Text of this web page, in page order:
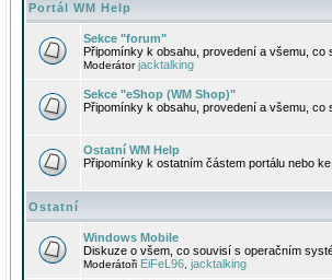
Portál WM Help
Sekce "forum"
Připomínky k obsahu, provedení a všemu, co
Moderátorjacktalking
Sekce "eShop (WM Shop)"
Připomínky k obsahu, provedení a všemu,
Ostatní WM Help
Připomínky k ostatním částem portálu nebo ke
Ostatní
Windows Mobile
Diskuze o všem, co souvisí s operačním
Moderátoři EiFeL96 jacktalking